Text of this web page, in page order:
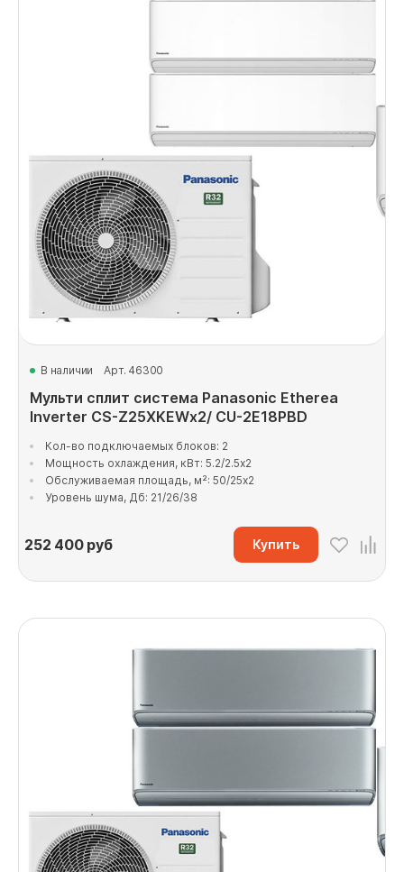
В наличии Арт. 46300
Мульти сплит система Panasonic Etherea
Inverter CS-Z25XKEWx2/ CU-2E18PBD
Кол-во подключаемых блоков: 2
Мощность охлаждения, кВт: 5.2/2.5x2
Обслуживаемая площадь, м²: 50/25x2
Уровень шума, Дб: 21/26/38
252 400руб Купить